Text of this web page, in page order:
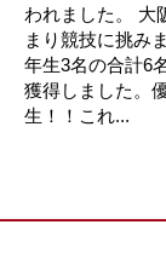
われました。 大
まり競技に挑み
年生3名の合計6
獲得しました。
生！！これ...